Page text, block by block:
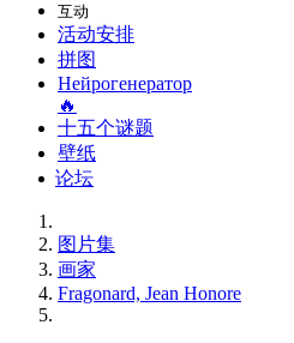
互动
活动安排
拼图
Нейрогенератор
🔥
十五个谜题
壁纸
论坛
图片集
画家
Fragonard, Jean Honore